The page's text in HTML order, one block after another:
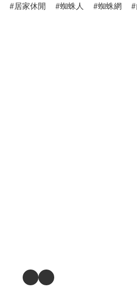
居家休閒 蜘蛛人 蜘蛛網